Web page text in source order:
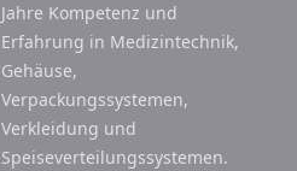
Jahre Kompetenz und
Erfahrung in Medizintechnik,
Gehäuse,
Verpackungssystemen,
Verkleidung und
Speiseverteilungssystemen.